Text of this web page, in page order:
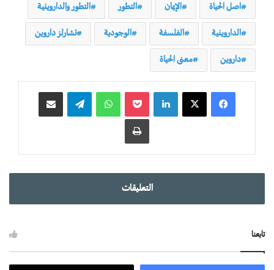
اصل الحياة الإيمان التطور التطور والداروينية
الداروينية الفلسفة الوجودية تشارلز داروين
داروين معنى الحياة
واتساب
التعليقات
تابعنا